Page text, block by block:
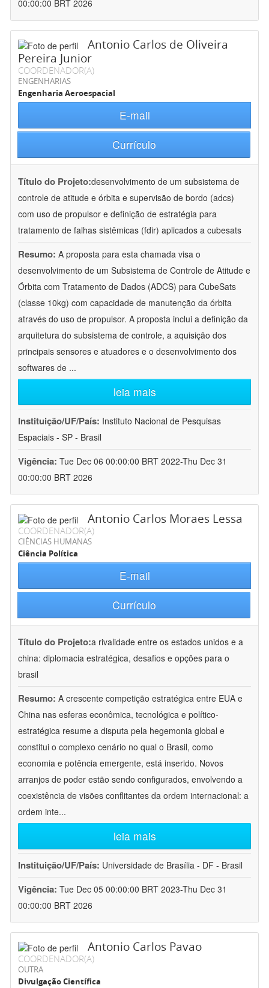
00:00:00 BRT 2026
Antonio Carlos de Oliveira
Pereira Junior
COORDENADOR(A)
ENGENHARIAS
Engenharia Aeroespacial
E-mail
Currículo
Título do Projeto:desenvolvimento de um subsistema de
controle de atitude e órbita e supervisão de bordo (adcs)
com uso de propulsor e definição de estratégia para
tratamento de falhas sistêmicas (fdir) aplicados a cubesats
Resumo: A proposta para esta chamada visa o
desenvolvimento de um Subsistema de Controle de Atitude e
Órbita com Tratamento de Dados (ADCS) para CubeSats
(classe 10kg) com capacidade de manutenção da órbita
através do uso de propulsor. A proposta inclui a definição da
arquitetura do subsistema de controle, a aquisição dos
principais sensores e atuadores e o desenvolvimento dos
softwares de ...
leia mais
Instituição/UF/País: Instituto Nacional de Pesquisas
Espaciais - SP - Brasil
Vigência: Tue Dec 06 00:00:00 BRT 2022-Thu Dec 31
00:00:00 BRT 2026
Antonio Carlos Moraes Lessa
COORDENADOR(A)
CIÊNCIAS HUMANAS
Ciência Política
E-mail
Currículo
Título do Projeto:a rivalidade entre os estados unidos e a
china: diplomacia estratégica, desafios e opções para o
brasil
Resumo: A crescente competição estratégica entre EUA e
China nas esferas econômica, tecnológica e político-
estratégica resume a disputa pela hegemonia global e
constitui o complexo cenário no qual o Brasil, como
economia e potência emergente, está inserido. Novos
arranjos de poder estão sendo configurados, envolvendo a
coexistência de visões conflitantes da ordem internacional: a
ordem inte...
leia mais
Instituição/UF/País: Universidade de Brasília - DF - Brasil
Vigência: Tue Dec 05 00:00:00 BRT 2023-Thu Dec 31
00:00:00 BRT 2026
Antonio Carlos Pavao
COORDENADOR(A)
OUTRA
Divulgação Científica